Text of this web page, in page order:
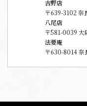
吉野店
〒639-3102 奈
八尾店
〒581-0039 大
法要庵
〒630-8014 奈